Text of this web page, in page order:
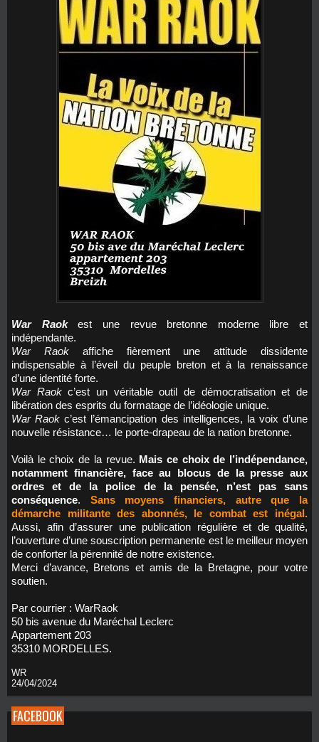
War Raokest une revue bretonne moderne libre et
indépendante.
War Raok affiche fièrement une attitude dissidente
indispensable à l’éveil du peuple breton et à la renaissance
d’une identité forte.
War Raokc’est un véritable outil de démocratisation et de
libération des esprits du formatage de l’idéologie unique.
War Raok c’est l’émancipation des intelligences, la voix d’une
nouvelle résistance… le porte-drapeau de la nation bretonne.
Voilà le choix de la revue. Mais ce choix de l’indépendance,
notamment financière, face au blocus de la presse aux
ordres et de la police de la pensée, n’est pas sans
conséquence. Sans moyens financiers, autre que la
démarche militante des abonnés, le combat est inégal.
Aussi, afin d’assurer une publication régulière et de qualité,
l’ouverture d’une souscription permanente est le meilleur moyen
de conforter la pérennité de notre existence.
Merci d’avance, Bretons et amis de la Bretagne, pour votre
soutien.
Par courrier : WarRaok
50 bis avenue du Maréchal Leclerc
Appartement 203
35310 MORDELLES.
WR
24/04/2024
FACEBOOK